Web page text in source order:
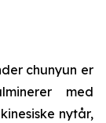
chunyun er
med
nytår,